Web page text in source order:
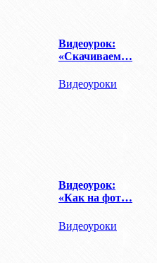
Видеоурок:
«Скачиваем…
Видеоуроки
Видеоурок:
«Как на фот…
Видеоуроки